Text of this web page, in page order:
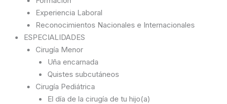
Experiencia Laboral
Reconocimientos Nacionales e Internacionales
ESPECIALIDADES
Cirugía Menor
Uña encarnada
Quistes subcutáneos
Cirugía Pediátrica
El día de la cirugía de tu hijo(a)